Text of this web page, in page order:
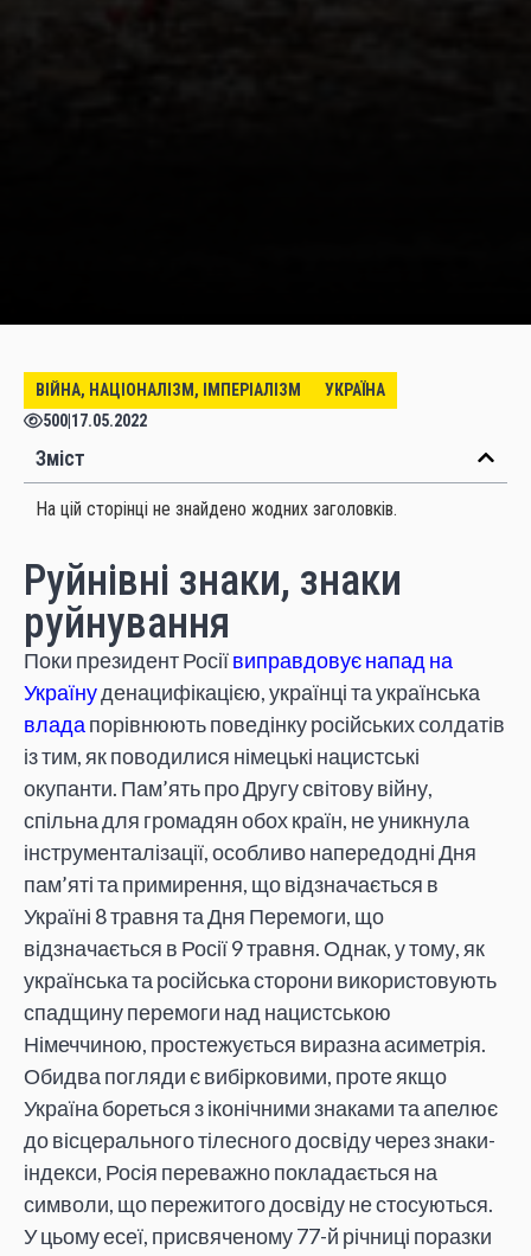
ВІЙНА, НАЦІОНАЛІЗМ, ІМПЕРІАЛІЗМ
УКРАЇНА
500 17.05.2022
Зміст
На цій сторінці не знайдено жодних заголовків.
Руйнівні знаки, знаки
руйнування
Поки президент Росіївиправдовує напад на
Українуденацифікацією, українці та українська
владапорівнюють поведінку російських солдатів
із тим, як поводилися німецькі нацистські
окупанти. Пам’ять про Другу світову війну,
спільна для громадян обох країн, не уникнула
інструменталізації, особливо напередодні Дня
пам’яті та примирення, що відзначається в
Україні 8 травня та Дня Перемоги, що
відзначається в Росії 9 травня. Однак, у тому, як
українська та російська сторони використовують
спадщину перемоги над нацистською
Німеччиною, простежується виразна асиметрія.
Обидва погляди є вибірковими, проте якщо
Україна бореться з іконічними знаками та апелює
до вісцерального тілесного досвіду через знаки-
індекси, Росія переважно покладається на
символи, що пережитого досвіду не стосуються.
У цьому есеї, присвяченому 77-й річниці поразки